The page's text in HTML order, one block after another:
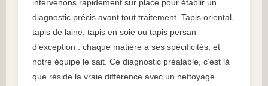
intervenons rapidement sur place pour établir un
diagnostic précis avant tout traitement. Tapis oriental,
tapis de laine, tapis en soie ou tapis persan
d’exception : chaque matière a ses spécificités, et
notre équipe le sait. Ce diagnostic préalable, c’est là
que réside la vraie différence avec un nettoyage